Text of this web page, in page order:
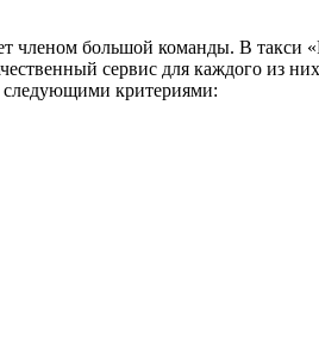
большой команды. В такси
сервис для каждого из
следующими критериями: